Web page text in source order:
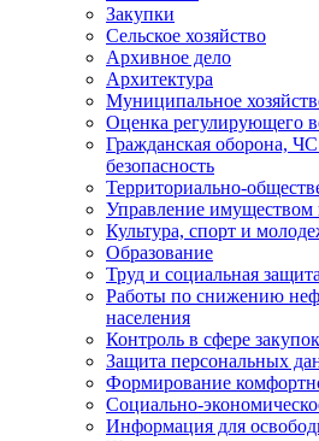
Закупки
Сельское хозяйство
Архивное дело
Архитектура
Муниципальное
Оценка регулирующего
Гражданская оборона,
безопасность
Территориально-
Управление имуществом
Культура, спорт и
Образование
Труд и социальная
Работы по снижению
населения
Контроль в сфере закупок
Защита персональных
Формирование
Социально-
Информация для